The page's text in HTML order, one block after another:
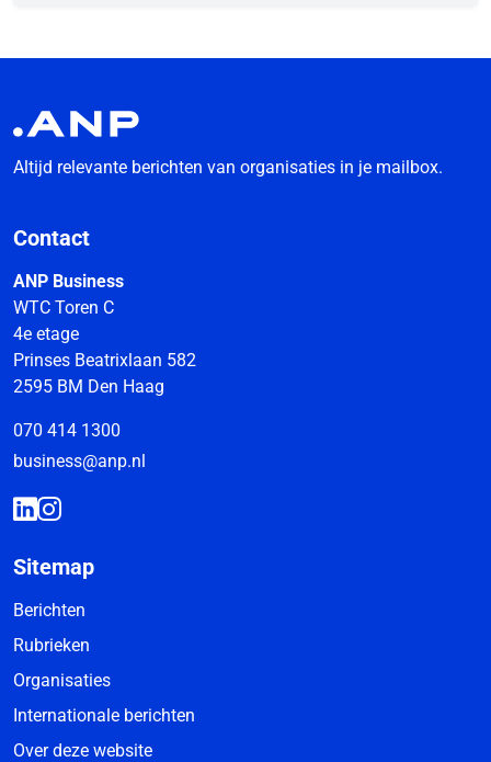
Altijd relevante berichten van organisaties in je mailbox.
Contact
ANP Business
WTC Toren C
4e etage
Prinses Beatrixlaan 582
2595 BM Den Haag
070 414 1300
business@anp.nl
Sitemap
Berichten
Rubrieken
Organisaties
Internationale berichten
Over deze website